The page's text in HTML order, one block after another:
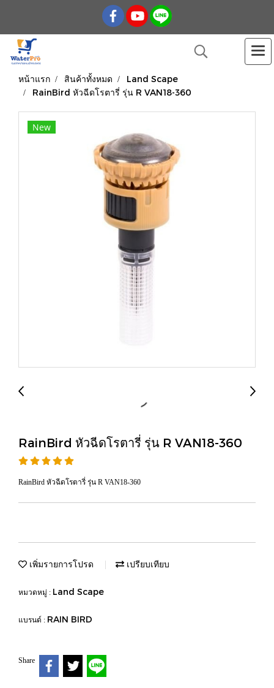
หน้าแรก สินค้าทั้งหมด
Land Scape
RainBird หัวฉีดโรตารี่ รุ่น R VAN18-360
New
RainBird หัวฉีดโรตารี่ รุ่น R VAN18-360
RainBird หัวฉีดโรตารี่ รุ่น R VAN18-360
เพิ่มรายการโปรด เปรียบเทียบ
หมวดหมู่ : Land Scape
แบรนด์ : RAIN BIRD
Share